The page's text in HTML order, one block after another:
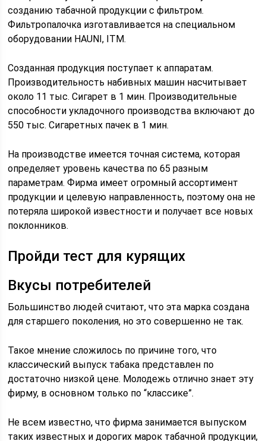
созданию табачной продукции с фильтром.
Фильтропалочка изготавливается на специальном
оборудовании HAUNI, ITM.
Созданная продукция поступает к аппаратам.
Производительность набивных машин насчитывает
около 11 тыс. Сигарет в 1 мин. Производительные
способности укладочного производства включают до
550 тыс. Сигаретных пачек в 1 мин.
На производстве имеется точная система, которая
определяет уровень качества по 65 разным
параметрам. Фирма имеет огромный ассортимент
продукции и целевую направленность, поэтому она не
потеряла широкой известности и получает все новых
поклонников.
Пройди тест для курящих
Вкусы потребителей
Большинство людей считают, что эта марка создана
для старшего поколения, но это совершенно не так.
Такое мнение сложилось по причине того, что
классический выпуск табака представлен по
достаточно низкой цене. Молодежь отлично знает эту
фирму, в основном только по “классике”.
Не всем известно, что фирма занимается выпуском
таких известных и дорогих марок табачной продукции,